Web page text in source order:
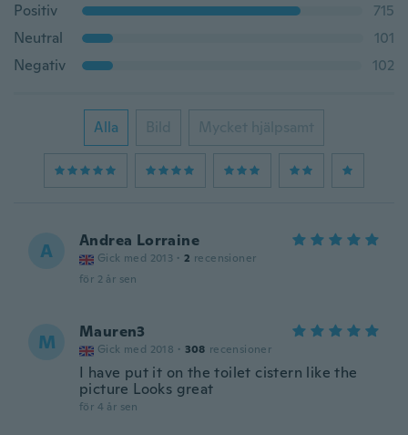
Positiv
715
Neutral
101
Negativ
102
Alla Bild Mycket hjälpsamt
A Andrea Lorraine
Gick med 2013 · 2 recensioner
för 2 år sen
M Mauren3
Gick med 2018 · 308 recensioner
I have put it on the toilet cistern like the
picture Looks great
för 4 år sen